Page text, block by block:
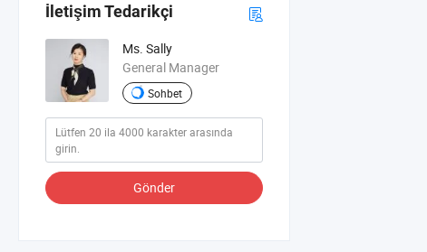
İletişim Tedarikçi
Ms. Sally
General Manager
Sohbet
Gönder